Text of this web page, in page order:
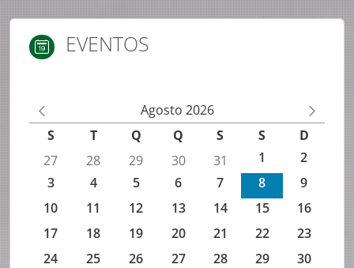
EVENTOS
M
An
te
rio
M
ês
Se
gu
in
te
Agenda de eventos IEFP
Agosto 2026
S
T Q Q S S
D
27
28 29 30 31 1
2
3
4 5 6 7 8
9
10
11 12 13 14 15
16
17
18 19 20 21 22
23
24
25 26 27 28 29
30